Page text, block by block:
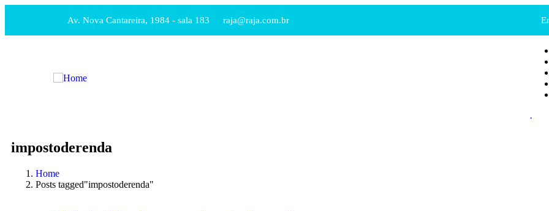
Av. Nova Cantareira, 1984 - sala 183 raja@raja.com.br
.
impostoderenda
Home
Posts tagged"impostoderenda"